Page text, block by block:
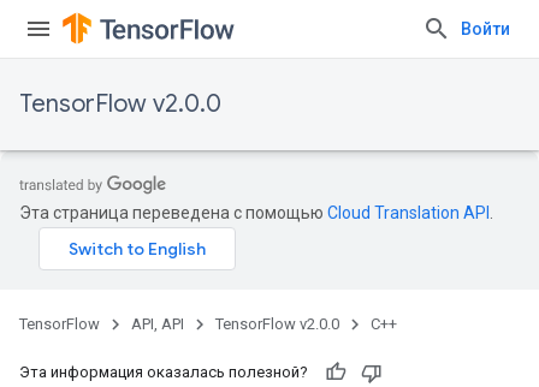
Войти
TensorFlow v2.0.0
Эта страница переведена с помощью Cloud Translation API
TensorFlow API, API TensorFlow v2.0.0 C++
Эта информация оказалась полезной?